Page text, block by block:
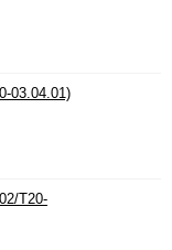
03.04.01)
T20-